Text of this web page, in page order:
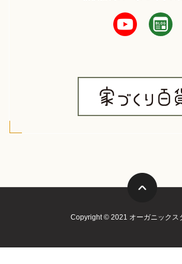
Copyright © 2021 オーガニックス